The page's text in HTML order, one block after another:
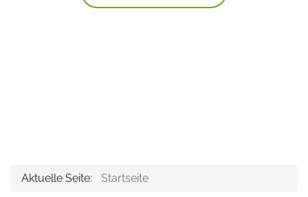
Aktuelle Seite: Startseite